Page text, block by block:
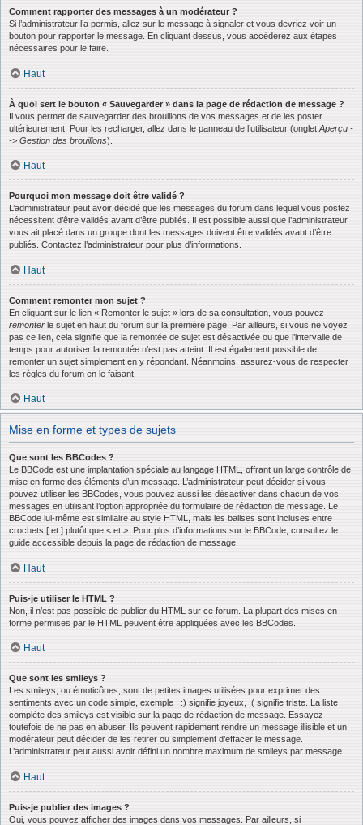
Comment rapporter des messages à un modérateur ?
Si l’administrateur l’a permis, allez sur le message à signaler et vous devriez voir un
bouton pour rapporter le message. En cliquant dessus, vous accéderez aux étapes
nécessaires pour le faire.
Haut
À quoi sert le bouton « Sauvegarder » dans la page de rédaction de message ?
Il vous permet de sauvegarder des brouillons de vos messages et de les poster
ultérieurement. Pour les recharger, allez dans le panneau de l’utilisateur (onglet Aperçu -
-> Gestion des brouillons).
Haut
Pourquoi mon message doit être validé ?
L’administrateur peut avoir décidé que les messages du forum dans lequel vous postez
nécessitent d’être validés avant d’être publiés. Il est possible aussi que l’administrateur
vous ait placé dans un groupe dont les messages doivent être validés avant d’être
publiés. Contactez l’administrateur pour plus d’informations.
Haut
Comment remonter mon sujet ?
En cliquant sur le lien « Remonter le sujet » lors de sa consultation, vous pouvez
remonter le sujet en haut du forum sur la première page. Par ailleurs, si vous ne voyez
pas ce lien, cela signifie que la remontée de sujet est désactivée ou que l’intervalle de
temps pour autoriser la remontée n’est pas atteint. Il est également possible de
remonter un sujet simplement en y répondant. Néanmoins, assurez-vous de respecter
les règles du forum en le faisant.
Haut
Mise en forme et types de sujets
Que sont les BBCodes ?
Le BBCode est une implantation spéciale au langage HTML, offrant un large contrôle de
mise en forme des éléments d’un message. L’administrateur peut décider si vous
pouvez utiliser les BBCodes, vous pouvez aussi les désactiver dans chacun de vos
messages en utilisant l’option appropriée du formulaire de rédaction de message. Le
BBCode lui-même est similaire au style HTML, mais les balises sont incluses entre
crochets [ et ] plutôt que < et >. Pour plus d’informations sur le BBCode, consultez le
guide accessible depuis la page de rédaction de message.
Haut
Puis-je utiliser le HTML ?
Non, il n’est pas possible de publier du HTML sur ce forum. La plupart des mises en
forme permises par le HTML peuvent être appliquées avec les BBCodes.
Haut
Que sont les smileys ?
Les smileys, ou émoticônes, sont de petites images utilisées pour exprimer des
sentiments avec un code simple, exemple : :) signifie joyeux, :( signifie triste. La liste
complète des smileys est visible sur la page de rédaction de message. Essayez
toutefois de ne pas en abuser. Ils peuvent rapidement rendre un message illisible et un
modérateur peut décider de les retirer ou simplement d’effacer le message.
L’administrateur peut aussi avoir défini un nombre maximum de smileys par message.
Haut
Puis-je publier des images ?
Oui, vous pouvez afficher des images dans vos messages. Par ailleurs, si